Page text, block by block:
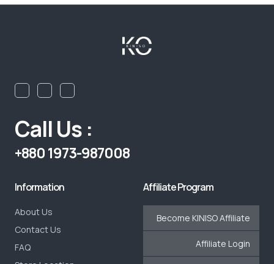
Call Us :
+880 1973-987008
Information
About Us
Contact Us
FAQ
Affiliate Program
Become KINISO Affiliate
Affiliate Login